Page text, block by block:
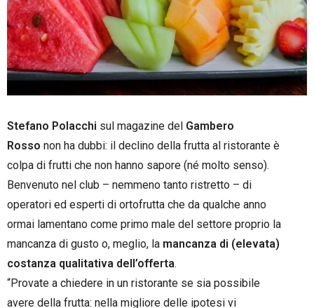
Stefano Polacchi sul magazine del Gambero
Rosso non ha dubbi: il declino della frutta al ristorante è
colpa di frutti che non hanno sapore (né molto senso).
Benvenuto nel club – nemmeno tanto ristretto – di
operatori ed esperti di ortofrutta che da qualche anno
ormai lamentano come primo male del settore proprio la
mancanza di gusto o, meglio, la mancanza di (elevata)
costanza qualitativa dell’offerta.
“Provate a chiedere in un ristorante se sia possibile
avere della frutta: nella migliore delle ipotesi vi